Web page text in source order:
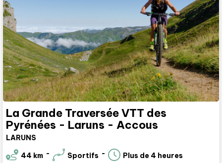
La Grande Traversée VTT des
Pyrénées - Laruns - Accous
LARUNS
44 km Sportifs Plus de 4 heures